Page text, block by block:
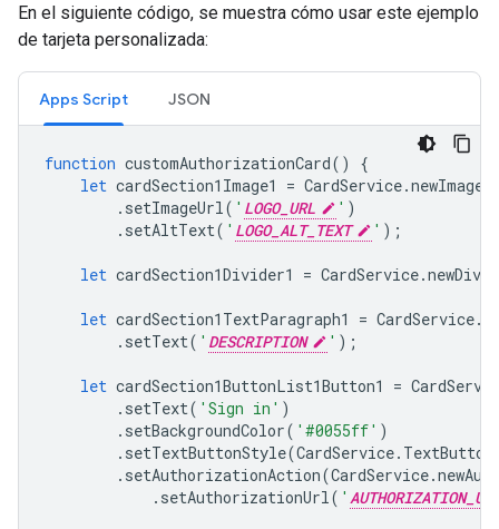
En el siguiente código, se muestra cómo usar este ejemplo
de tarjeta personalizada:
Apps Script JSON
function customAuthorizationCard()
{
let cardSection1Image1 = CardService.newImage
. setImageUrl( ' LOGO_URL ' )
. setAltText( ' LOGO_ALT_TEXT ' );
let cardSection1Divider1 = CardService.
let cardSection1TextParagraph1 = CardService.
. setText( ' DESCRIPTION ' );
let cardSection1ButtonList1Button1 =
. setText( 'Sign in' )
. setBackgroundColor( '#0055ff' )
. setTextButtonStyle(CardService.
. setAuthorizationAction(CardService.
. setAuthorizationUrl( '